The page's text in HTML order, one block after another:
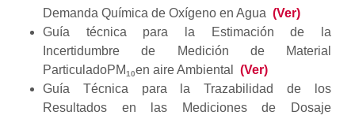
Demanda Química de Oxígeno en Agua (Ver)
Guía técnica para la Estimación de la
Incertidumbre de Medición de Material
ParticuladoPM10en aire Ambiental (Ver)
Guía Técnica para la Trazabilidad de los
Resultados en las Mediciones de Dosaje